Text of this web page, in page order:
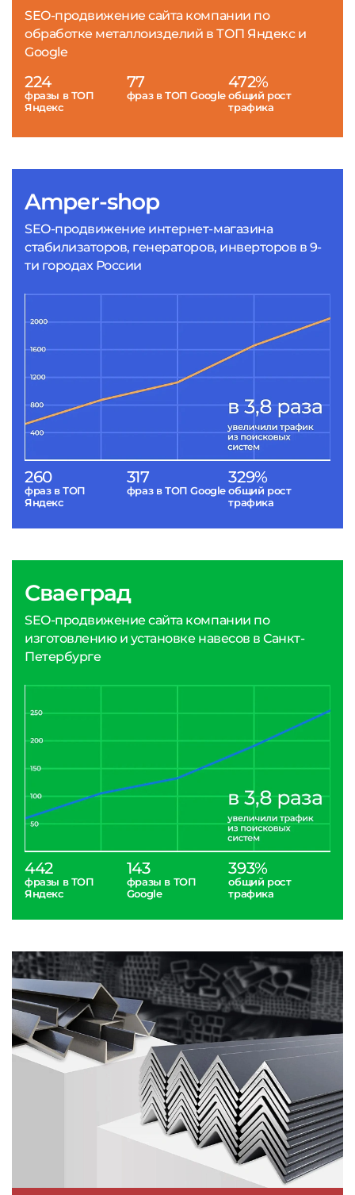
Amper-shop
SEO-продвижение интернет-магазина
стабилизаторов, генераторов, инверторов в 9-
ти городах России
260
фраз в ТОП
Яндекс
317
фраз в ТОП Google
329%
общий рост
трафика
SEO-продвижение сайта компании по
обработке металлоизделий в ТОП Яндекс и
Google
224
фразы в ТОП
Яндекс
77
фраз в ТОП Google
472%
общий рост
трафика
Сваеград
SEO-продвижение сайта компании по
изготовлению и установке навесов в Санкт-
Петербурге
442
фразы в ТОП
Яндекс
143
фразы в ТОП
Google
393%
общий рост
трафика